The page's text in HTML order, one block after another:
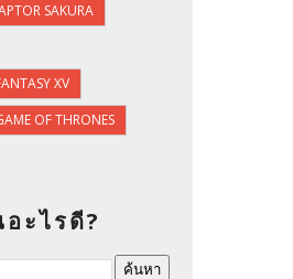
SAKURA
XV
OF THRONES
ะไรดี?